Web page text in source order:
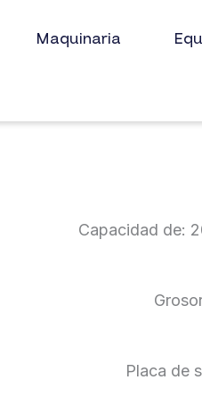
Maquinaria
Capacidad de:
Placa de